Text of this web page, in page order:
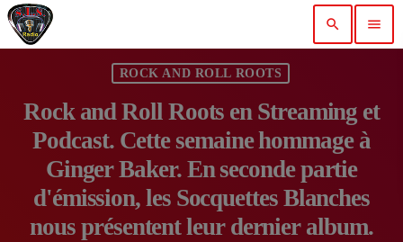
search menu
ROCK AND ROLL ROOTS
Rock and Roll Roots en Streaming et
Podcast. Cette semaine hommage à
Ginger Baker. En seconde partie
d'émission, les Socquettes Blanches
nous présentent leur dernier album.